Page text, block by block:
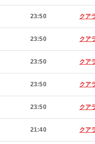
23:50 クア
23:50 クア
23:50 クア
23:50 クア
23:50 クア
21:40 クア